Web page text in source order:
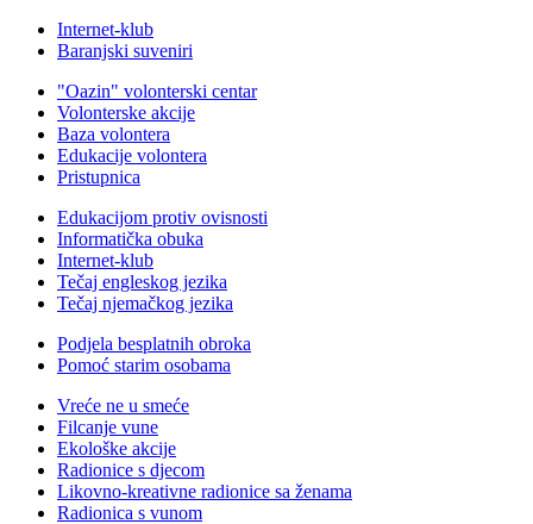
Internet-klub
Baranjski suveniri
"Oazin" volonterski centar
Volonterske akcije
Baza volontera
Edukacije volontera
Pristupnica
Edukacijom protiv ovisnosti
Informatička obuka
Internet-klub
Tečaj engleskog jezika
Tečaj njemačkog jezika
Podjela besplatnih obroka
Pomoć starim osobama
Vreće ne u smeće
Filcanje vune
Ekološke akcije
Radionice s djecom
Likovno-kreativne radionice sa ženama
Radionica s vunom